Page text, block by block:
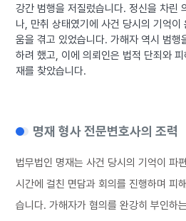
강간 범행을 저질렀습니다. 정신을 차린
나, 만취 상태였기에 사건 당시의 기억이
움을 겪고 있었습니다. 가해자 역시 범행
하려 했고, 이에 의뢰인은 법적 단죄와
재를 찾았습니다.
명재 형사 전문변호사의 조력
법무법인 명재는 사건 당시의 기억이 파
시간에 걸친 면담과 회의를 진행하며 피
습니다. 가해자가 혐의를 완강히 부인하